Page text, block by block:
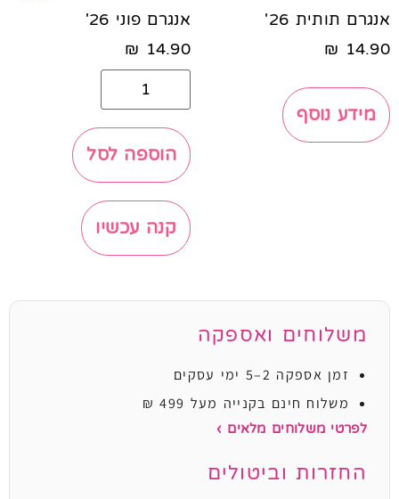
אנגרם תותית 26'
14.90
₪
מידע נוסף
אנגרם פוני 26'
14.90
₪
הוספה לסל
קנה עכשיו
משלוחים ואספקה
זמן אספקה 2–5 ימי עסקים
משלוח חינם בקנייה מעל 499 ₪
לפרטי משלוחים מלאים ›
החזרות וביטולים